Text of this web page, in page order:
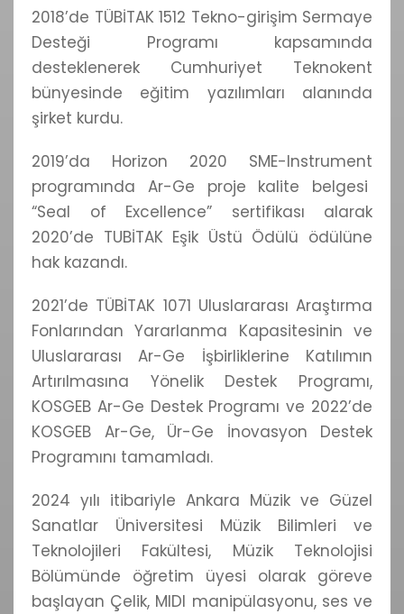
2018’de TÜBİTAK 1512 Tekno-girişim Sermaye
Desteği Programı kapsamında
desteklenerek Cumhuriyet Teknokent
bünyesinde eğitim yazılımları alanında
şirket kurdu.
2019’da Horizon 2020 SME-Instrument
programında Ar-Ge proje kalite belgesi
“Seal of Excellence” sertifikası alarak
2020’de TUBİTAK Eşik Üstü Ödülü ödülüne
hak kazandı.
2021’de TÜBİTAK 1071 Uluslararası Araştırma
Fonlarından Yararlanma Kapasitesinin ve
Uluslararası Ar-Ge İşbirliklerine Katılımın
Artırılmasına Yönelik Destek Programı,
KOSGEB Ar-Ge Destek Programı ve 2022’de
KOSGEB Ar-Ge, Ür-Ge İnovasyon Destek
Programını tamamladı.
2024 yılı itibariyle Ankara Müzik ve Güzel
Sanatlar Üniversitesi Müzik Bilimleri ve
Teknolojileri Fakültesi, Müzik Teknolojisi
Bölümünde öğretim üyesi olarak göreve
başlayan Çelik, MIDI manipülasyonu, ses ve